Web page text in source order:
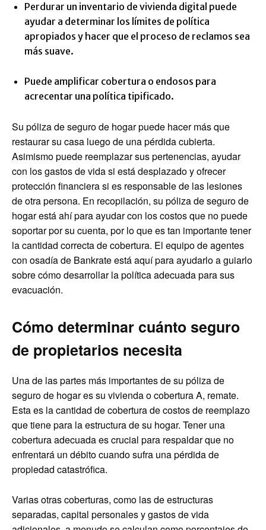
Perdurar un inventario de vivienda digital puede
ayudar a determinar los límites de política
apropiados y hacer que el proceso de reclamos sea
más suave.
Puede amplificar cobertura o endosos para
acrecentar una política tipificado.
Su póliza de seguro de hogar puede hacer más que
restaurar su casa luego de una pérdida cubierta.
Asimismo puede reemplazar sus pertenencias, ayudar
con los gastos de vida si está desplazado y ofrecer
protección financiera si es responsable de las lesiones
de otra persona. En recopilación, su póliza de seguro de
hogar está ahí para ayudar con los costos que no puede
soportar por su cuenta, por lo que es tan importante tener
la cantidad correcta de cobertura. El equipo de agentes
con osadía de Bankrate está aquí para ayudarlo a guiarlo
sobre cómo desarrollar la política adecuada para sus
evacuación.
Cómo determinar cuánto seguro
de propietarios necesita
Una de las partes más importantes de su póliza de
seguro de hogar es su vivienda o cobertura A, remate.
Esta es la cantidad de cobertura de costos de reemplazo
que tiene para la estructura de su hogar. Tener una
cobertura adecuada es crucial para respaldar que no
enfrentará un débito cuando sufra una pérdida de
propiedad catastrófica.
Varias otras coberturas, como las de estructuras
separadas, capital personales y gastos de vida